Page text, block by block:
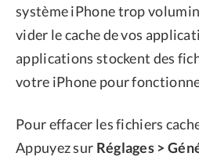
système iPhone trop
vider le cache de vos
applications stockent des
votre iPhone pour
Pour effacer les fichiers
Appuyez sur Réglages >